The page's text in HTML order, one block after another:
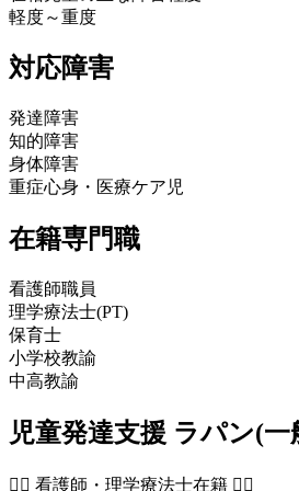
軽度～重度
対応障害
発達障害
知的障害
身体障害
重症心身・医療ケア児
在籍専門職
看護師職員
理学療法士(PT)
保育士
小学校教諭
中高教諭
児童発達支援 ラパン(一
🧑‍⚕️ 看護師・理学療法士在籍 👨‍⚕️